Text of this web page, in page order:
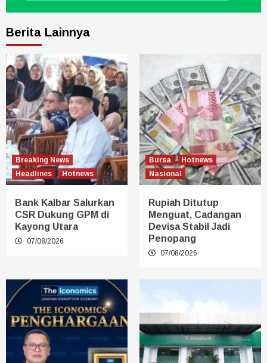
Berita Lainnya
Breaking News
Headlines
Hotnews
Bank Kalbar Salurkan
CSR Dukung GPM di
Kayong Utara
07/08/2026
Bursa
Hotnews
Nasional
Rupiah Ditutup
Menguat, Cadangan
Devisa Stabil Jadi
Penopang
07/08/2026